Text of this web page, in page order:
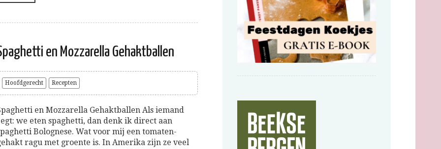
en Mozzarella Gehaktballen
Hoofdgerecht Recepten
en Mozzarella Gehaktballen Als iemand
we eten spaghetti, dan denk ik direct aan
Bolognese. Wat voor mij een tomaten-
ragu met groente is. In Amerika zijn ze veel